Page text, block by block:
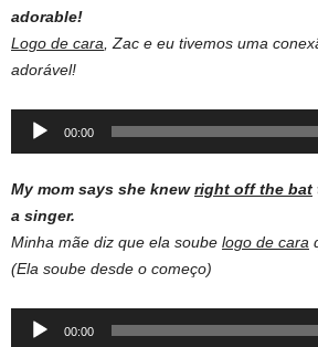
adorable!
Logo de cara , Zac e eu tivemos uma
adorável!
Audio
00:00
My mom says she knewright off the bat
a singer.
Minha mãe diz que ela soube logo de cara
(Ela soube desde o começo)
Audio
00:00